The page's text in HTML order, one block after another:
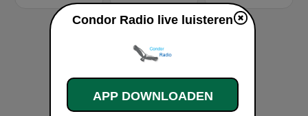
Condor Radio live luisteren
APP DOWNLOADEN